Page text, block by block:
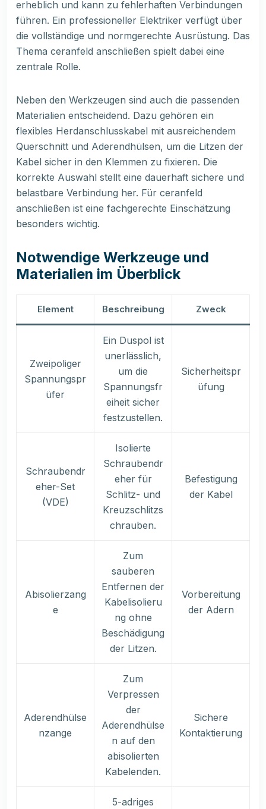
erheblich und kann zu fehlerhaften Verbindungen
führen. Ein professioneller Elektriker verfügt über
die vollständige und normgerechte Ausrüstung. Das
Thema ceranfeld anschließen spielt dabei eine
zentrale Rolle.
Neben den Werkzeugen sind auch die passenden
Materialien entscheidend. Dazu gehören ein
flexibles Herdanschlusskabel mit ausreichendem
Querschnitt und Aderendhülsen, um die Litzen der
Kabel sicher in den Klemmen zu fixieren. Die
korrekte Auswahl stellt eine dauerhaft sichere und
belastbare Verbindung her. Für ceranfeld
anschließen ist eine fachgerechte Einschätzung
besonders wichtig.
Notwendige Werkzeuge und
Materialien im Überblick
Element Beschreibung Zweck
Zweipoliger
Spannungspr
üfer
Ein Duspol ist
unerlässlich,
um die
Spannungsfr
eiheit sicher
festzustellen.
Sicherheitspr
üfung
Schraubendr
eher-Set
(VDE)
Isolierte
Schraubendr
eher für
Schlitz- und
Kreuzschlitzs
chrauben.
Befestigung
der Kabel
Abisolierzang
e
Zum
sauberen
Entfernen der
Kabelisolieru
ng ohne
Beschädigung
der Litzen.
Vorbereitung
der Adern
Aderendhülse
nzange
Zum
Verpressen
der
Aderendhülse
n auf den
abisolierten
Kabelenden.
Sichere
Kontaktierung
5-adriges